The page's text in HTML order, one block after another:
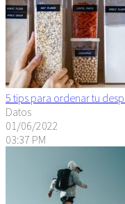
5 tips para ordenar tu
Datos
01/06/2022
03:37 PM